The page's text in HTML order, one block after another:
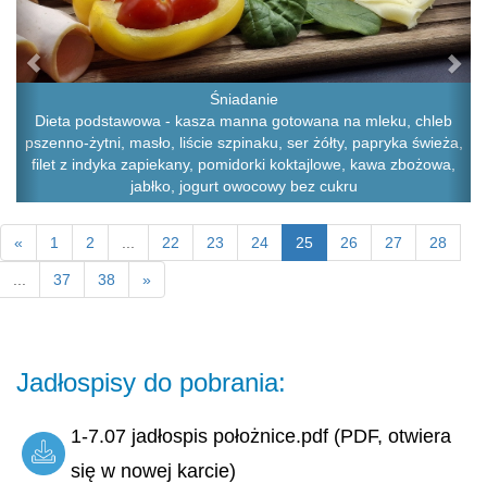
Śniadanie
Dieta podstawowa - kasza manna gotowana na mleku, chleb
pszenno-żytni, masło, liście szpinaku, ser żółty, papryka świeża,
filet z indyka zapiekany, pomidorki koktajlowe, kawa zbożowa,
jabłko, jogurt owocowy bez cukru
« 1 2 ... 22 23 24 25 26 27 28
... 37 38 »
Jadłospisy do pobrania:
1-7.07 jadłospis położnice.pdf (PDF, otwiera
się w nowej karcie)